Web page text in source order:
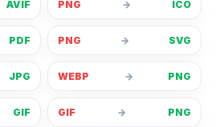
AVIF PNG → ICO
PDF PNG → SVG
JPG WEBP → PNG
GIF GIF → PNG